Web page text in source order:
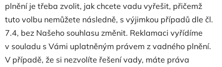
plnění je třeba zvolit, jak chcete vadu vyřešit, přičemž
tuto volbu nemůžete následně, s výjimkou případů dle čl.
7.4, bez Našeho souhlasu změnit. Reklamaci vyřídíme
v souladu s Vámi uplatněným právem z vadného plnění.
V případě, že si nezvolíte řešení vady, máte práva